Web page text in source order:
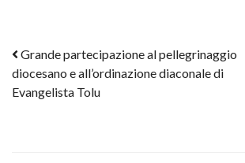
Post navigation
Grande partecipazione al pellegrinaggio
diocesano e all’ordinazione diaconale di
Evangelista Tolu